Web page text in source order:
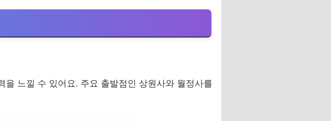
느낄 수 있어요. 주요 출발점인 상원사와 월정사를